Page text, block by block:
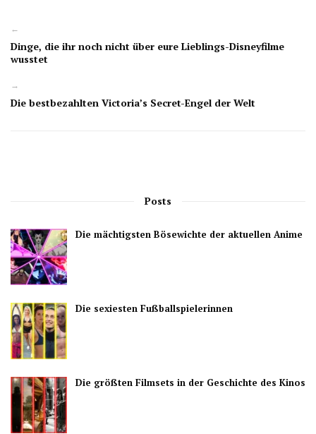
←
Dinge, die ihr noch nicht über eure Lieblings-Disneyfilme
wusstet
→
Die bestbezahlten Victoria’s Secret-Engel der Welt
Posts
Die mächtigsten Bösewichte der aktuellen Anime
Die sexiesten Fußballspielerinnen
Die größten Filmsets in der Geschichte des Kinos